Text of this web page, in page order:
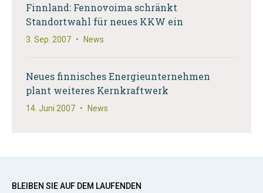
Finnland: Fennovoima schränkt
Standortwahl für neues KKW ein
3. Sep. 2007 • News
Neues finnisches Energieunternehmen
plant weiteres Kernkraftwerk
14. Juni 2007 • News
BLEIBEN SIE AUF DEM LAUFENDEN